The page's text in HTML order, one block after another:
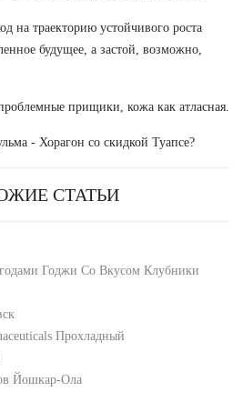
на траекторию устойчивого роста
будущее, а застой, возможно,
прищики, кожа как атласная.
- Хорагон со скидкой Туапсе?
СТАТЬИ
Годжи Со Вкусом Клубники
Прохладный
Йошкар-Ола